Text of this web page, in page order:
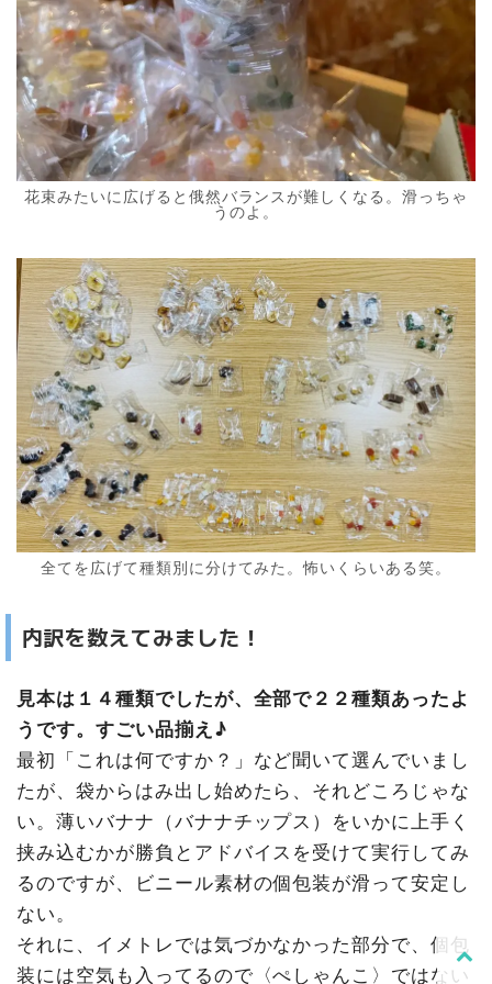
花束みたいに広げると俄然バランスが難しくなる。滑っちゃ
うのよ。
全てを広げて種類別に分けてみた。怖いくらいある笑。
内訳を数えてみました！
見本は１４種類でしたが、全部で２２種類あったよ
うです。すごい品揃え♪
最初「これは何ですか？」など聞いて選んでいまし
たが、袋からはみ出し始めたら、それどころじゃな
い。薄いバナナ（バナナチップス）をいかに上手く
挟み込むかが勝負とアドバイスを受けて実行してみ
るのですが、ビニール素材の個包装が滑って安定し
ない。
それに、イメトレでは気づかなかった部分で、個包
装には空気も入ってるので〈ぺしゃんこ〉ではない